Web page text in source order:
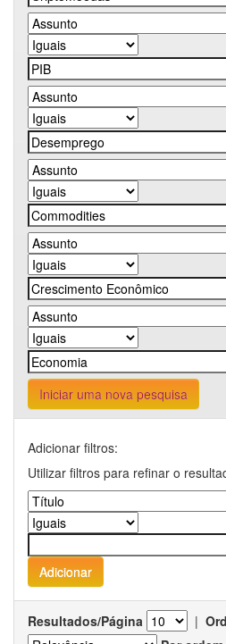
Iniciar uma nova pesquisa
Adicionar filtros:
Utilizar filtros para refinar o
Resultados/Página |